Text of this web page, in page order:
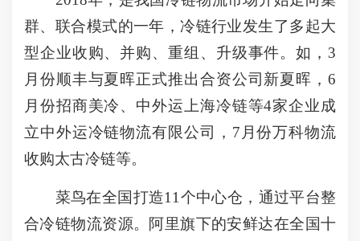
群、联合模式的一年，冷链行业发生了多起大
型企业收购、并购、重组、升级事件。如，3
月份顺丰与夏晖正式推出合资公司新夏晖，6
月份招商美冷、中外运上海冷链等4家企业成
立中外运冷链物流有限公司，7月份万科物流
收购太古冷链等。
菜鸟在全国打造11个中心仓，通过平台整
合冷链物流资源。阿里旗下的安鲜达在全国十